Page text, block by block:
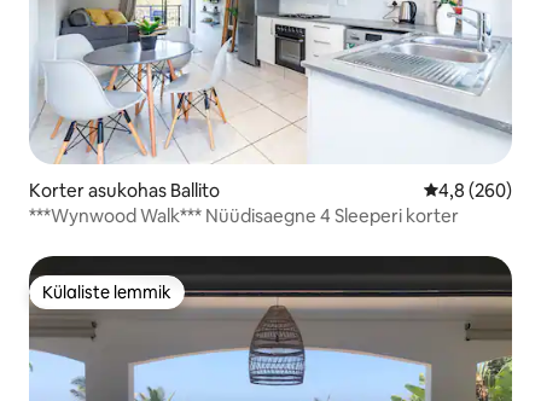
Korter asukohas Ballito Keskmine
4,8 (260)
***Wynwood Walk*** Nüüdisaegne 4 Sleeperi korter
Külaliste lemmik
Külaliste lemmik